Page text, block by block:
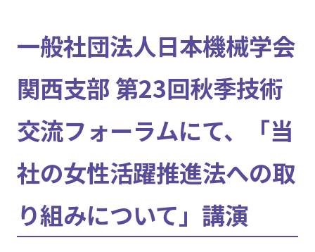
一般社団法人日本機械学会
関西支部 第23回秋季技術
交流フォーラムにて、「当
社の女性活躍推進法への取
り組みについて」講演